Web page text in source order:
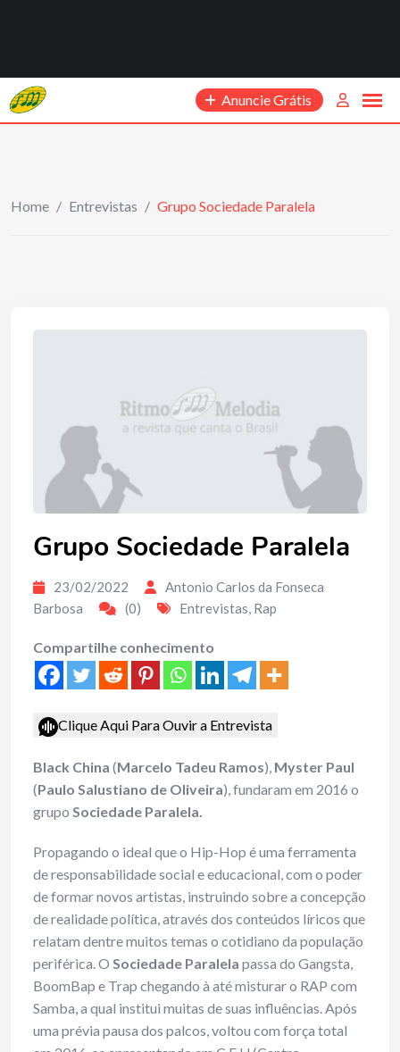
Anuncie Grátis
Home / Entrevistas / Grupo Sociedade Paralela
Grupo Sociedade Paralela
23/02/2022
Antonio Carlos da Fonseca
Barbosa
(0) Entrevistas, Rap
Compartilhe conhecimento
Clique Aqui Para Ouvir a Entrevista
Black China (Marcelo Tadeu Ramos), Myster Paul
(Paulo Salustiano de Oliveira), fundaram em 2016 o
grupo Sociedade Paralela.
Propagando o ideal que o Hip-Hop é uma ferramenta
de responsabilidade social e educacional, com o poder
de formar novos artistas, instruindo sobre a concepção
de realidade política, através dos conteúdos líricos que
relatam dentre muitos temas o cotidiano da população
periférica. O Sociedade Paralela passa do Gangsta,
BoomBap e Trap chegando à até misturar o RAP com
Samba, a qual institui muitas de suas influências. Após
uma prévia pausa dos palcos, voltou com força total